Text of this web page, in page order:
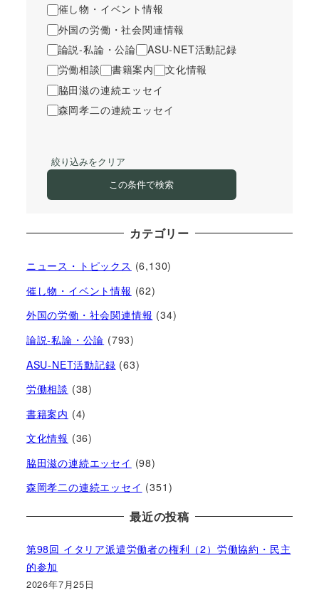
催し物・イベント情報
外国の労働・社会関連情報
論説-私論・公論
ASU-NET活動記録
労働相談
書籍案内
文化情報
脇田滋の連続エッセイ
森岡孝二の連続エッセイ
絞り込みをクリア
この条件で検索
カテゴリー
ニュース・トピックス (6,130)
催し物・イベント情報 (62)
外国の労働・社会関連情報 (34)
論説-私論・公論 (793)
ASU-NET活動記録 (63)
労働相談 (38)
書籍案内 (4)
文化情報 (36)
脇田滋の連続エッセイ (98)
森岡孝二の連続エッセイ (351)
最近の投稿
第98回 イタリア派遣労働者の権利（2）労働協約・民主
的参加
2026年7月25日